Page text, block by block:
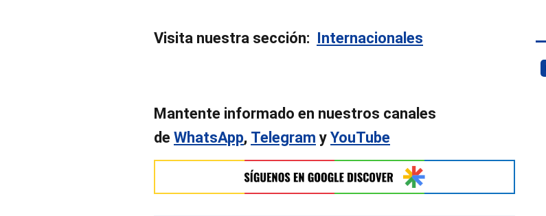
Visita nuestra sección: Internacionales
Mantente informado en nuestros canales
de WhatsApp, Telegram y YouTube